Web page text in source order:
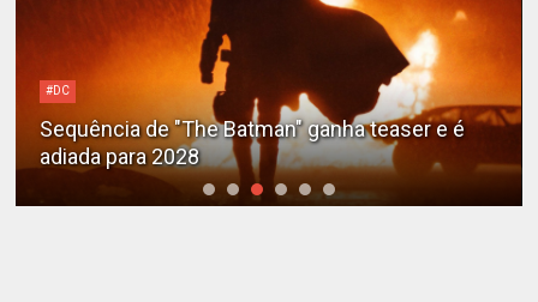
#DC
Sequência de "The Batman" ganha teaser e é
adiada para 2028